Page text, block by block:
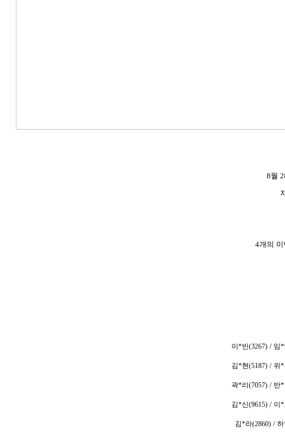
8월
4개의
이*빈(3267) / 임
김*현(5187) / 위
곽*리(7057) / 반
김*신(9615) / 이
김*라(2860) /